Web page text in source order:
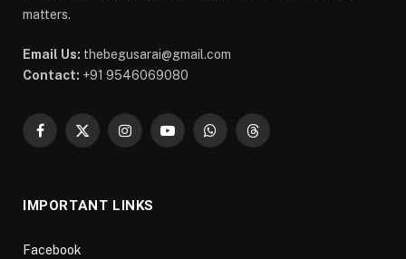
matters.
Email Us: thebegusarai@gmail.com
Contact: +91 9546069080
Facebook
X
InstagramYouTubeWhatsAppThreads
IMPORTANT LINKS
Facebook